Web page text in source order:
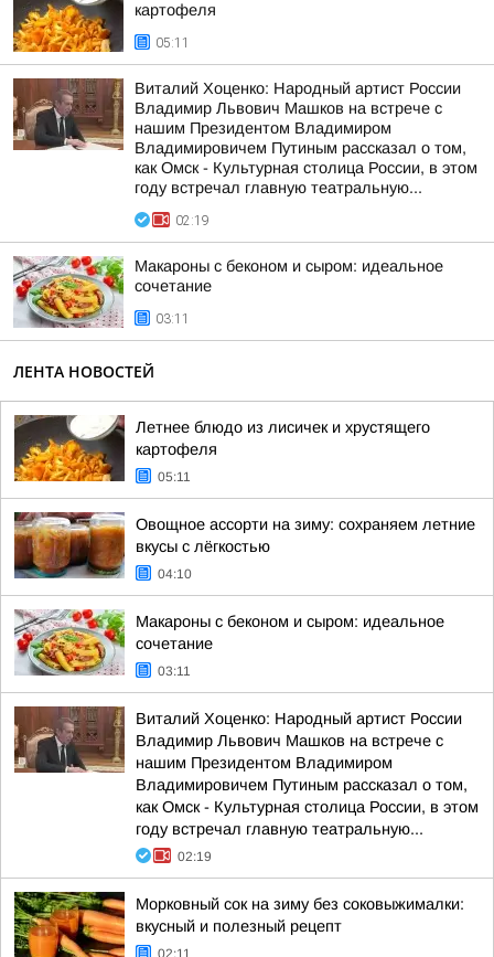
картофеля
05:11
Виталий Хоценко: Народный артист России
Владимир Львович Машков на встрече с
нашим Президентом Владимиром
Владимировичем Путиным рассказал о том,
как Омск - Культурная столица России, в этом
году встречал главную театральную...
02:19
Макароны с беконом и сыром: идеальное
сочетание
03:11
ЛЕНТА НОВОСТЕЙ
Летнее блюдо из лисичек и хрустящего
картофеля
05:11
Овощное ассорти на зиму: сохраняем летние
вкусы с лёгкостью
04:10
Макароны с беконом и сыром: идеальное
сочетание
03:11
Виталий Хоценко: Народный артист России
Владимир Львович Машков на встрече с
нашим Президентом Владимиром
Владимировичем Путиным рассказал о том,
как Омск - Культурная столица России, в этом
году встречал главную театральную...
02:19
Морковный сок на зиму без соковыжималки:
вкусный и полезный рецепт
02:11